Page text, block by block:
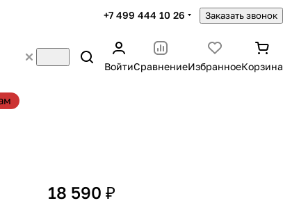
+7 499 444 10 26 Заказать звонок
ВойтиСравнениеИзбранноеКорзина
18 590 ₽